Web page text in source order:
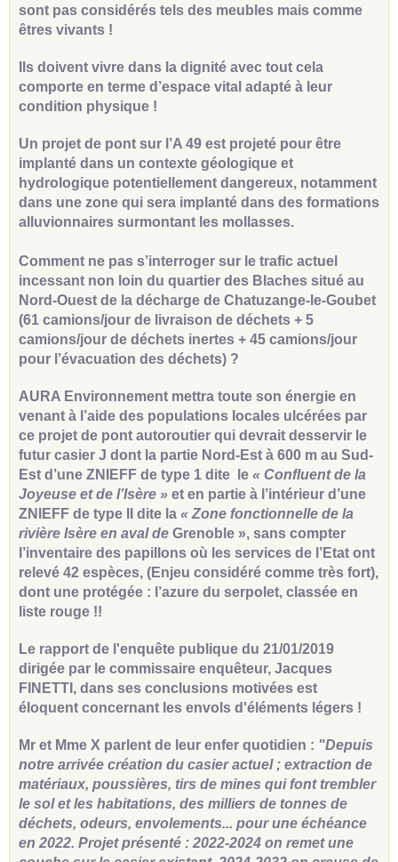
sont pas considérés tels des meubles mais comme
êtres vivants !
Ils doivent vivre dans la dignité avec tout cela
comporte en terme d’espace vital adapté à leur
condition physique !
Un projet de pont sur l’A 49 est projeté pour être
implanté dans un contexte géologique et
hydrologique potentiellement dangereux, notamment
dans une zone qui sera implanté dans des formations
alluvionnaires surmontant les mollasses.
Comment ne pas s’interroger sur le trafic actuel
incessant non loin du quartier des Blaches situé au
Nord-Ouest de la décharge de Chatuzange-le-Goubet
(61 camions/jour de livraison de déchets + 5
camions/jour de déchets inertes + 45 camions/jour
pour l’évacuation des déchets) ?
AURA Environnement mettra toute son énergie en
venant à l’aide des populations locales ulcérées par
ce projet de pont autoroutier qui devrait desservir le
futur casier J dont la partie Nord-Est à 600 m au Sud-
Est d’une ZNIEFF de type 1 dite le « Confluent de la
Joyeuse et de l’Isère » et en partie à l’intérieur d’une
ZNIEFF de type II dite la « Zone fonctionnelle de la
rivière Isère en aval de Grenoble », sans compter
l’inventaire des papillons où les services de l’Etat ont
relevé 42 espèces, (Enjeu considéré comme très fort),
dont une protégée : l’azure du serpolet, classée en
liste rouge !!
Le rapport de l'enquête publique du 21/01/2019
dirigée par le commissaire enquêteur, Jacques
FINETTI, dans ses conclusions motivées est
éloquent concernant les envols d'éléments légers !
Mr et Mme X parlent de leur enfer quotidien : "Depuis
notre arrivée création du casier actuel ; extraction de
matériaux, poussières, tirs de mines qui font trembler
le sol et les habitations, des milliers de tonnes de
déchets, odeurs, envolements... pour une échéance
en 2022. Projet présenté : 2022-2024 on remet une